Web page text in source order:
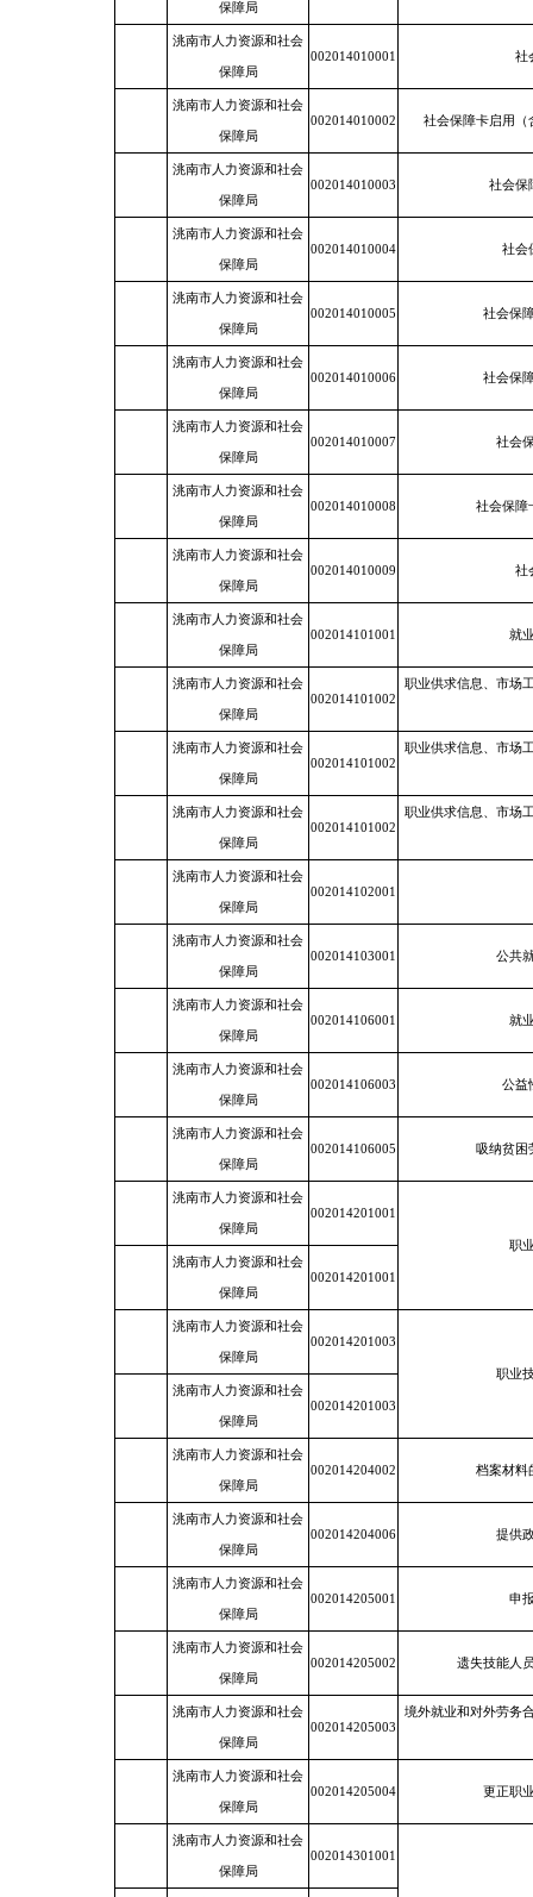
保障局
洮南市人力资源和社会
保障局
002014010001 社
洮南市人力资源和社会
保障局
002014010002 社会保障卡启用（
洮南市人力资源和社会
保障局
002014010003 社会保
洮南市人力资源和社会
保障局
002014010004 社会
洮南市人力资源和社会
保障局
002014010005 社会保
洮南市人力资源和社会
保障局
002014010006 社会保
洮南市人力资源和社会
保障局
002014010007 社会
洮南市人力资源和社会
保障局
002014010008 社会保障
洮南市人力资源和社会
保障局
002014010009 社
洮南市人力资源和社会
保障局
002014101001 就
洮南市人力资源和社会
保障局
002014101002
职业供求信息、市场
洮南市人力资源和社会
保障局
002014101002
职业供求信息、市场
洮南市人力资源和社会
保障局
002014101002
职业供求信息、市场
洮南市人力资源和社会
保障局
002014102001
洮南市人力资源和社会
保障局
002014103001 公共
洮南市人力资源和社会
保障局
002014106001 就
洮南市人力资源和社会
保障局
002014106003 公益
洮南市人力资源和社会
保障局
002014106005 吸纳贫困
洮南市人力资源和社会
保障局
002014201001
职
洮南市人力资源和社会
保障局
002014201001
洮南市人力资源和社会
保障局
002014201003
职业
洮南市人力资源和社会
保障局
002014201003
洮南市人力资源和社会
保障局
002014204002 档案材料
洮南市人力资源和社会
保障局
002014204006 提供
洮南市人力资源和社会
保障局
002014205001 申
洮南市人力资源和社会
保障局
002014205002 遗失技能人
洮南市人力资源和社会
保障局
002014205003
境外就业和对外劳务
洮南市人力资源和社会
保障局
002014205004 更正职
洮南市人力资源和社会
保障局
002014301001